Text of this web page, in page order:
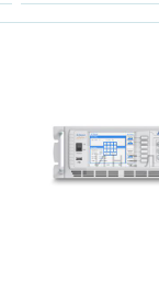
Исполнение